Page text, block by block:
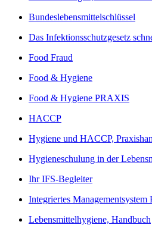
Bundeslebensmittelschlüssel
Das Infektionsschutzgesetz
Food Fraud
Food & Hygiene
Food & Hygiene PRAXIS
HACCP
Hygiene und HACCP,
Hygieneschulung in der
Ihr IFS-Begleiter
Integriertes Managementsystem
Lebensmittelhygiene, Handbuch